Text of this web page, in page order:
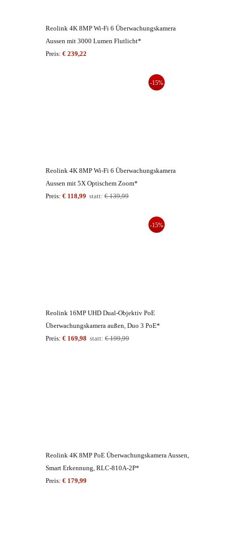
Reolink 4K 8MP Wi-Fi 6 Überwachungskamera
Aussen mit 3000 Lumen Flutlicht*
Preis: € 239,22
-15%
Reolink 4K 8MP Wi-Fi 6 Überwachungskamera
Aussen mit 5X Optischem Zoom*
Preis: € 118,99 statt: € 139,99
-15%
Reolink 16MP UHD Dual-Objektiv PoE
Überwachungskamera außen, Duo 3 PoE*
Preis: € 169,98 statt: € 199,99
Reolink 4K 8MP PoE Überwachungskamera Aussen,
Smart Erkennung, RLC-810A-2P*
Preis: € 179,99